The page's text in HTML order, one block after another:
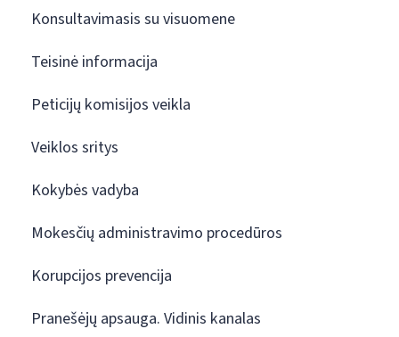
Konsultavimasis su visuomene
Teisinė informacija
Peticijų komisijos veikla
Veiklos sritys
Kokybės vadyba
Mokesčių administravimo procedūros
Korupcijos prevencija
Pranešėjų apsauga. Vidinis kanalas